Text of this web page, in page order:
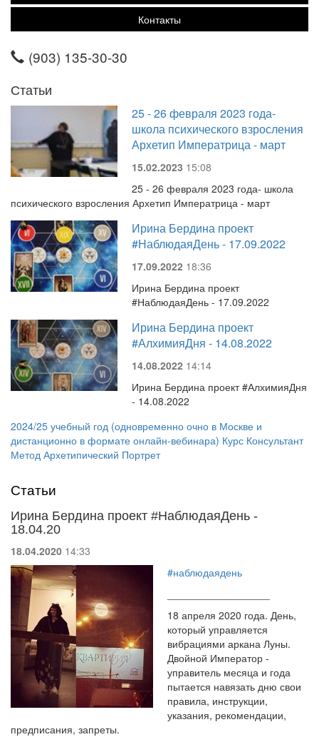
Контакты
(903) 135-30-30
Статьи
25 - 26 февраля 2023 года-
школа психического взросления
Архетип Императрица - март
15.02.2023 15:08
25 - 26 февраля 2023 года- школа
психического взросления Архетип Императрица - март
Ирина Бердина проект
#НаблюдаяДень - 17.09.2022
17.09.2022 18:36
Ирина Бердина проект
#НаблюдаяДень - 17.09.2022
Ирина Бердина проект
#АлхимияДня - 14.08.2022
14.08.2022 14:14
Ирина Бердина проект #АлхимияДня
- 14.08.2022
2024/25 учебный год (одновременно очно в Москве и
дистанционно в формате онлайн-вебинара) Курс Консультант
Метод Архетипический Портрет
Статьи
Ирина Бердина проект #НаблюдаяДень -
18.04.20
18.04.2020 14:33
#наблюдаядень
18 апреля 2020 года. День,
который управляется
вибрациями аркана Луны.
Двойной Император -
управитель месяца и года
пытается навязать дню свои
правила, инструкции,
указания, рекомендации,
предписания, запреты.